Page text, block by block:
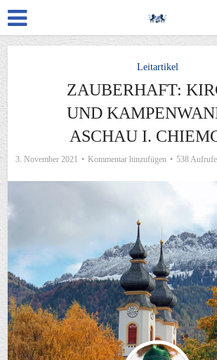
Leitartikel
ZAUBERHAFT:
UND
ASCHAU I.
3. November 2021 Kommentar hinzufügen 538 Aufrufe